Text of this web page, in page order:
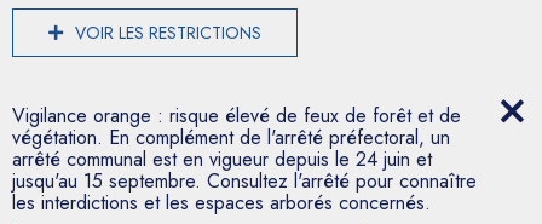
VOIR LES RESTRICTIONS
Vigilance orange : risque élevé de feux de forêt et de
végétation. En complément de l'arrêté préfectoral, un
arrêté communal est en vigueur depuis le 24 juin et
jusqu'au 15 septembre. Consultez l'arrêté pour connaître
les interdictions et les espaces arborés concernés.